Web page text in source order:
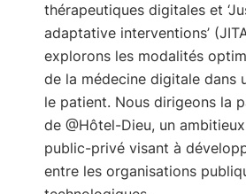
thérapeutiques digitales et
adaptative interventions’
explorons les modalités
de la médecine digitale dans
le patient. Nous dirigeons la
de @Hôtel-Dieu, un
public-privé visant à
entre les organisations